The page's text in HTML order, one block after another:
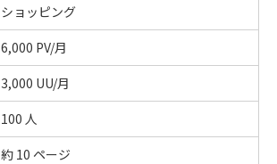
ショッピング
6,000 PV/月
3,000 UU/月
100 人
約 10 ページ